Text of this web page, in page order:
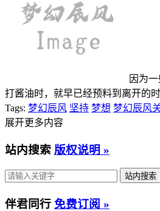
因为
打酱油时，就早已经预料到离开的
Tags: 梦幻辰风 坚持 梦想 梦幻辰风
展开更多内容
站内搜索 版权说明 »
伴君同行 免费订阅 »